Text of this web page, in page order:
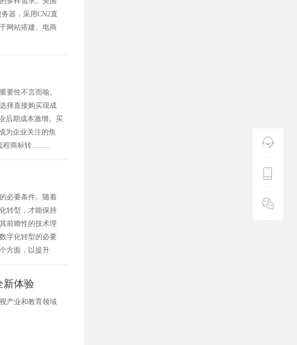
器，采用CN2直
网站搭建、电商
要性不言而喻。
择直接购买现成
后期成本激增。买
为企业关注的焦
程商标转.........
必要条件。随着
转型，才能保持
前瞻性的技术理
字化转型的必要
方面，以提升
新体验
产业和教育领域